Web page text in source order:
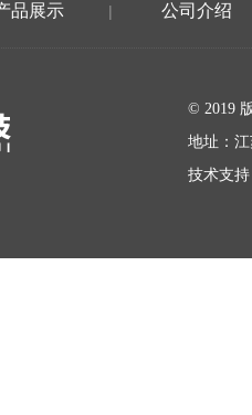
品展示 | 公司介绍
© 2019
地址：
技术支